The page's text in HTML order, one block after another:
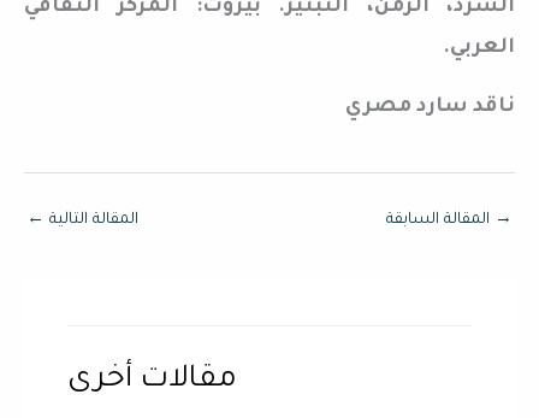
السرد، الزمن، التبئير. بيروت: المركز الثقافي
العربي.
ناقد سارد مصري
→ المقالة السابقة المقالة التالية ←
مقالات أخرى